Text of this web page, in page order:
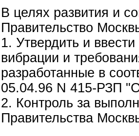
В целях развития и
Правительство
1. Утвердить и
вибрации и
разработанные в
05.04.96 N 415-РЗП
2. Контроль за
Правительства